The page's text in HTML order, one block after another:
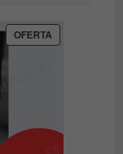
OFERTAPRODUCTO
EN